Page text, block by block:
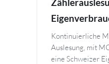
Kontinuierliche
Auslesung, mit
eine Schweizer